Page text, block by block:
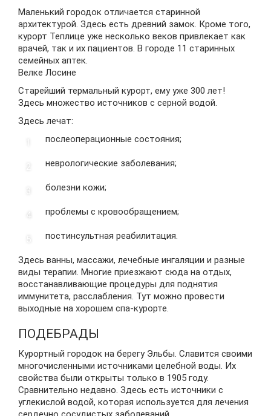
Маленький городок отличается старинной
архитектурой. Здесь есть древний замок. Кроме того,
курорт Теплице уже несколько веков привлекает как
врачей, так и их пациентов. В городе 11 старинных
семейных аптек.
Велке Лосине
Старейший термальный курорт, ему уже 300 лет!
Здесь множество источников с серной водой.
Здесь лечат:
послеоперационные состояния;
неврологические заболевания;
болезни кожи;
проблемы с кровообращением;
постинсультная реабилитация.
Здесь ванны, массажи, лечебные ингаляции и разные
виды терапии. Многие приезжают сюда на отдых,
восстанавливающие процедуры для поднятия
иммунитета, расслабления. Тут можно провести
выходные на хорошем спа-курорте.
ПОДЕБРАДЫ
Курортный городок на берегу Эльбы. Славится своими
многочисленными источниками целебной воды. Их
свойства были открыты только в 1905 году.
Сравнительно недавно. Здесь есть источники с
углекислой водой, которая используется для лечения